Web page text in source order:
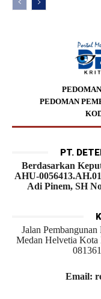
PEDOMAN
PT.
Berdasarkan
AHU-
Adi Pinem, SH
Jalan
Medan Helvetia
Email: